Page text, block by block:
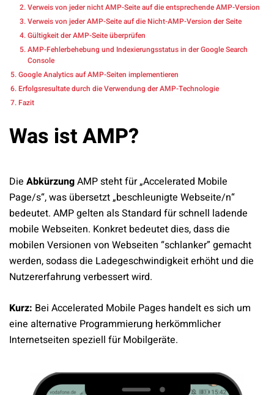
Verweis von jeder nicht AMP-Seite auf die entsprechende AMP-Version
Verweis von jeder AMP-Seite auf die Nicht-AMP-Version der Seite
Gültigkeit der AMP-Seite überprüfen
AMP-Fehlerbehebung und Indexierungsstatus in der Google Search
Console
Google Analytics auf AMP-Seiten implementieren
Erfolgsresultate durch die Verwendung der AMP-Technologie
Fazit
Was ist AMP?
Die AbkürzungAMP steht für „Accelerated Mobile
Page/s“, was übersetzt „beschleunigte Webseite/n“
bedeutet. AMP gelten als Standard für schnell ladende
mobile Webseiten. Konkret bedeutet dies, dass die
mobilen Versionen von Webseiten “schlanker” gemacht
werden, sodass die Ladegeschwindigkeit erhöht und die
Nutzererfahrung verbessert wird.
Kurz: Bei Accelerated Mobile Pages handelt es sich um
eine alternative Programmierung herkömmlicher
Internetseiten speziell für Mobilgeräte.